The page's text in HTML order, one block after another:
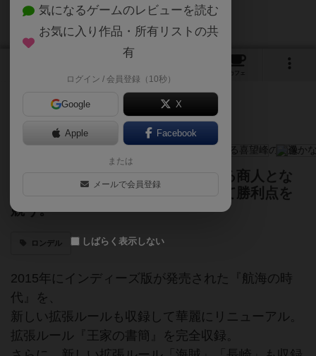
カフェ
プレイヤーは七つの海を股にかける商人とな
り、世界中の港で売買し、投資して勝利点を
競う。
ロンデル
2015年にインディーズ版が発売された『航海の時
代』を、
新しい拡張ルールも収録して華麗にリニューアル。
拡張ルール『王家の書簡』を完全収録。
気になるゲームのレビューを読む
お気に入り作品・所有リストの共
有
ログイン / 会員登録（10秒）
Google X
Apple Facebook
または
メールで会員登録
しばらく表示しない